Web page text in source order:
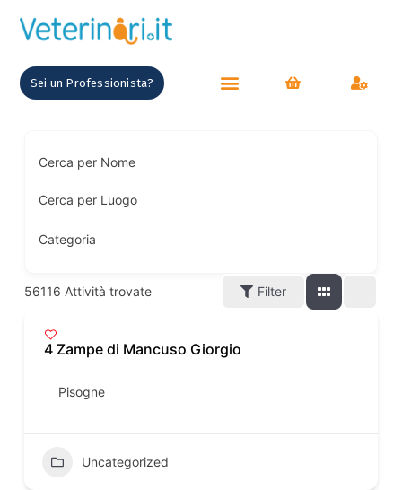
Sei un Professionista?
Cerca per Nome
Cerca per Luogo
Categoria
56116 Attività trovate Filter
4 Zampe di Mancuso Giorgio
Pisogne
Uncategorized